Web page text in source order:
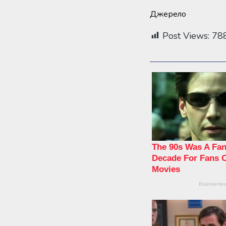
Джерело
Post Views: